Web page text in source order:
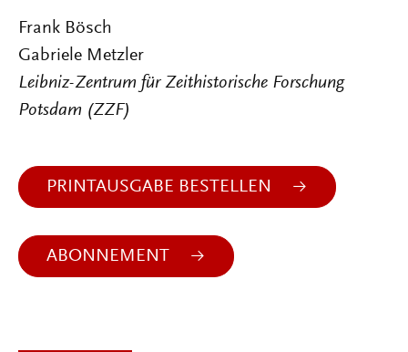
Frank Bösch
Gabriele Metzler
Leibniz-Zentrum für Zeithistorische Forschung
Potsdam (ZZF)
PRINTAUSGABE BESTELLEN
ABONNEMENT